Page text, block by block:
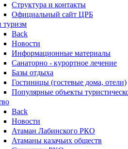
Структура и контакты
Официальный сайт ЦРБ
туризм
Back
Новости
Информационные материалы
Санаторно - курортное лечение
Базы отдыха
Гостиницы (гостевые дома, отели)
Популярные объекты
Back
Новости
Атаман Лабинского РКО
Атаманы казачьих обществ